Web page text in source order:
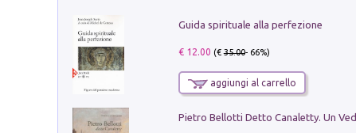
Guida spirituale alla perfezione
€ 12.00 (€35.00- 66%)
aggiungi al carrello